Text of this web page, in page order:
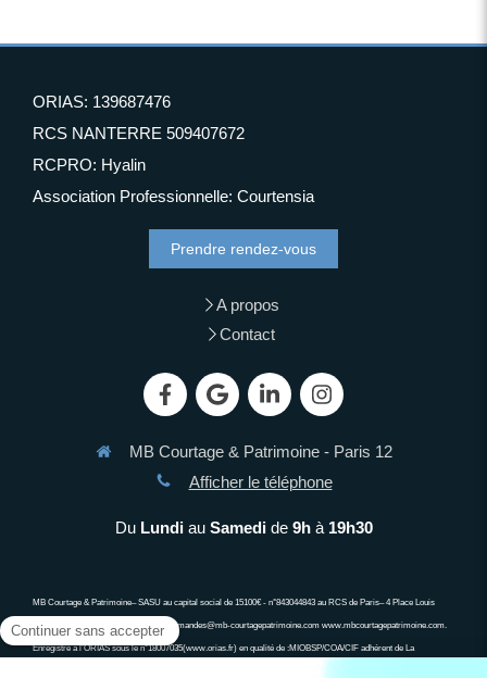
ORIAS: 139687476
RCS NANTERRE 509407672
RCPRO: Hyalin
Association Professionnelle: Courtensia
Prendre rendez-vous
A propos
Contact
MB Courtage & Patrimoine - Paris 12
Afficher le téléphone
Du Lundiau Samedide 9hà 19h30
MB Courtage & Patrimoine– SASU au capital social de 15100€ - n°843044843 au RCS de Paris– 4 Place Louis
Armand 75012 PARIS 06 13 90 63 34 demandes@mb-courtagepatrimoine.com www.mbcourtagepatrimoine.com.
Enregistré à l’ORIAS sous le n°18007035(www.orias.fr) en qualité de :MIOBSP/COA/CIF adhérent de La